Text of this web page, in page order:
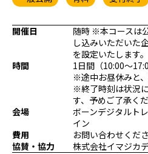
ゲーム/CG
映像/映画/アニメ
プログラミング/ウェブ
ファッション/デザイン/他
x
開催日
随時 ※本コースは
し込みいただいた
を設定いたします。
時間
1日間（10:00～
※途中お昼休みと
※終了時刻は状況
す、予めご了承くだ
会場
ボーンデジタルト
イン
費用
お問い合わせくださ
協賛・協力
株式会社イマジカ